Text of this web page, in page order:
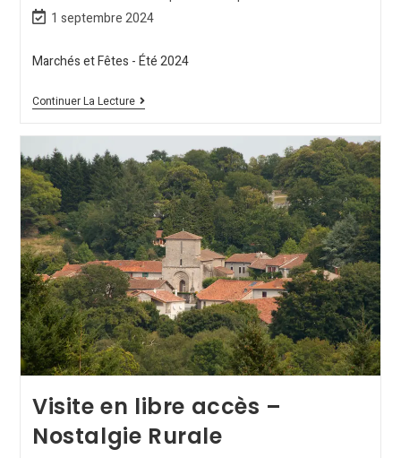
1 septembre 2024
Marchés et Fêtes - Été 2024
Continuer La Lecture
Visite en libre accès –
Nostalgie Rurale